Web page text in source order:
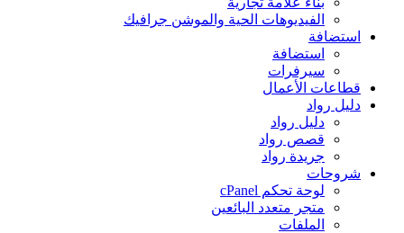
الفيديوهات الحية والموشن جرافيك
استضافة
استضافة
سيرفرات
قطاعات الأعمال
دليل رواد
دليل رواد
قصص رواد
جريدة رواد
شروحات
لوحة تحكم cPanel
متجر متعدد البائعين
الملفات